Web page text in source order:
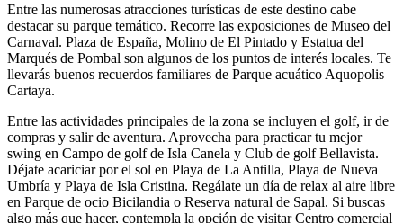
Entre las numerosas atracciones turísticas de este destino cabe
destacar su parque temático. Recorre las exposiciones de Museo del
Carnaval. Plaza de España, Molino de El Pintado y Estatua del
Marqués de Pombal son algunos de los puntos de interés locales. Te
llevarás buenos recuerdos familiares de Parque acuático Aquopolis
Cartaya.
Entre las actividades principales de la zona se incluyen el golf, ir de
compras y salir de aventura. Aprovecha para practicar tu mejor
swing en Campo de golf de Isla Canela y Club de golf Bellavista.
Déjate acariciar por el sol en Playa de La Antilla, Playa de Nueva
Umbría y Playa de Isla Cristina. Regálate un día de relax al aire libre
en Parque de ocio Bicilandia o Reserva natural de Sapal. Si buscas
algo más que hacer, contempla la opción de visitar Centro comercial